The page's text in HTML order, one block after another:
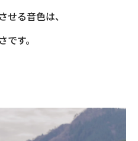
せる音色は、
す。